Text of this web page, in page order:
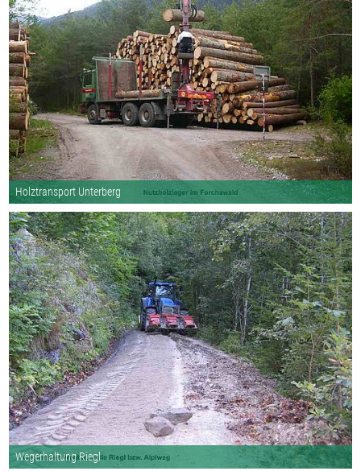
Holztransport Unterberg
Wegerhaltung Riegl